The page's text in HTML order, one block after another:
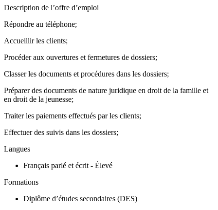
Description de l’offre d’emploi
Répondre au téléphone;
Accueillir les clients;
Procéder aux ouvertures et fermetures de dossiers;
Classer les documents et procédures dans les dossiers;
Préparer des documents de nature juridique en droit de la famille et
en droit de la jeunesse;
Traiter les paiements effectués par les clients;
Effectuer des suivis dans les dossiers;
Langues
Français parlé et écrit - Élevé
Formations
Diplôme d’études secondaires (DES)